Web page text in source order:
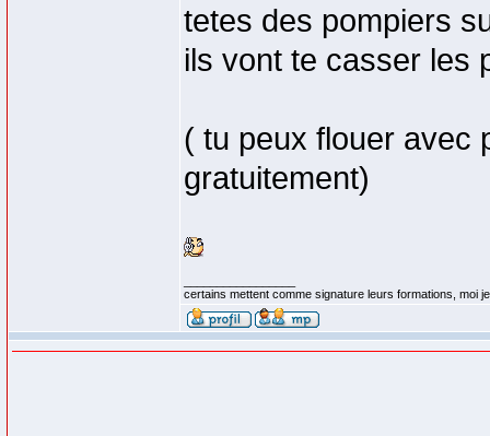
tetes des pompiers
ils vont te casser les
( tu peux flouer avec
gratuitement)
certains mettent comme signature leurs formations, moi